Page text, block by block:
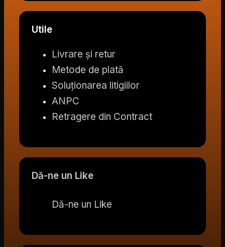
Utile
Livrare și retur
Metode de plată
Soluționarea litigiilor
ANPC
Retragere din Contract
Dă-ne un Like
Dă-ne un Like